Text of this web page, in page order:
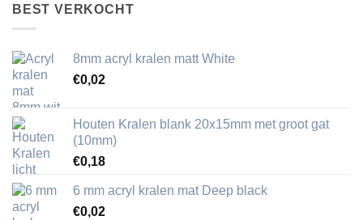
BEST VERKOCHT
8mm acryl kralen matt White
€0,02
Houten Kralen blank 20x15mm met groot gat
(10mm)
€0,18
6 mm acryl kralen mat Deep black
€0,02